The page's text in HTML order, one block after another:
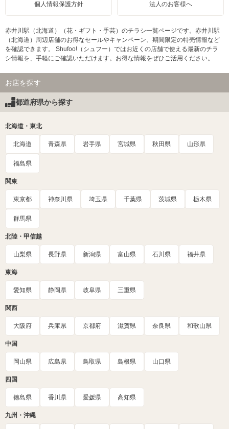
個人情報保護方針 法人のお客様へ
赤井川駅（北海道）（花・ギフト・手芸）のチラシ一覧ページです。赤井川駅
（北海道）周辺店舗のお得なセールやキャンペーン、期間限定の特売情報など
を確認できます。 Shufoo!（シュフー）ではお近くの店舗で使える最新のチラ
シ情報を、手軽にご確認いただけます。お得な情報をぜひご活用ください。
お店を探す
都道府県から探す
北海道・東北
北海道 青森県 岩手県 宮城県 秋田県 山形県
福島県
関東
東京都 神奈川県 埼玉県 千葉県 茨城県 栃木県
群馬県
北陸・甲信越
山梨県 長野県 新潟県 富山県 石川県 福井県
東海
愛知県 静岡県 岐阜県 三重県
関西
大阪府 兵庫県 京都府 滋賀県 奈良県 和歌山県
中国
岡山県 広島県 鳥取県 島根県 山口県
四国
徳島県 香川県 愛媛県 高知県
九州・沖縄